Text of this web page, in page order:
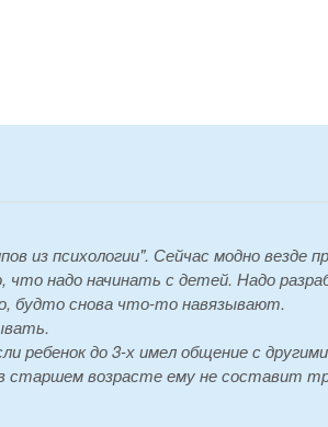
из психологии". Сейчас модно везде
надо начинать с детей. Надо
будто снова что-то навязывают.
ребенок до 3-х имел общение с
старшем возрасте ему не составит